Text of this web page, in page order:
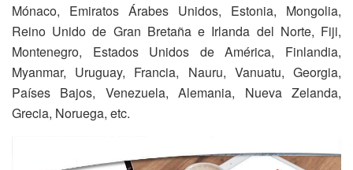
Mónaco, Emiratos Árabes Unidos, Estonia, Mongolia,
Reino Unido de Gran Bretaña e Irlanda del Norte, Fiji,
Montenegro, Estados Unidos de América, Finlandia,
Myanmar, Uruguay, Francia, Nauru, Vanuatu, Georgia,
Países Bajos, Venezuela, Alemania, Nueva Zelanda,
Grecia, Noruega, etc.